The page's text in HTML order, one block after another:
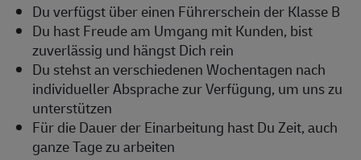
Du verfügst über einen Führerschein der Klasse B
Du hast Freude am Umgang mit Kunden, bist
zuverlässig und hängst Dich rein
Du stehst an verschiedenen Wochentagen nach
individueller Absprache zur Verfügung, um uns zu
unterstützen
Für die Dauer der Einarbeitung hast Du Zeit, auch
ganze Tage zu arbeiten